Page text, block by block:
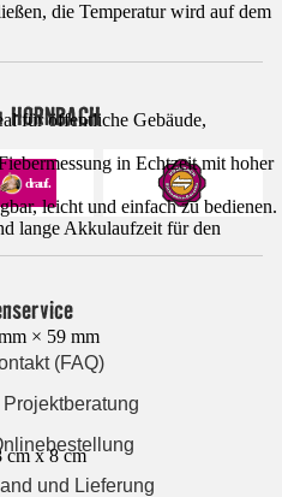
die Temperatur wird auf dem
für öffentliche Gebäude,
in Echtzeit mit hoher
leicht und einfach zu bedienen.
lange Akkulaufzeit für den
× 59 mm
cm x 8 cm
(FAQ)
und Lieferung